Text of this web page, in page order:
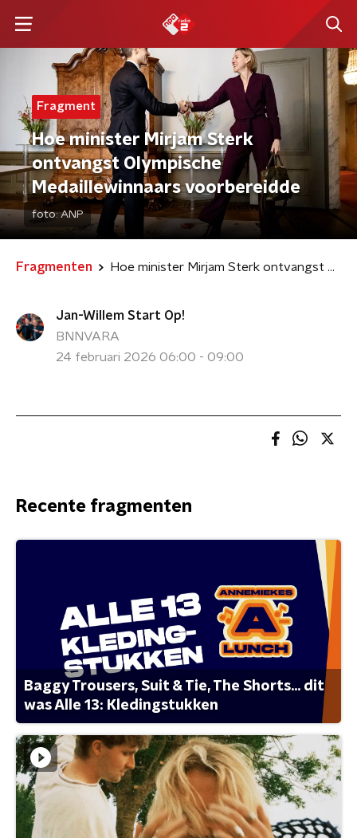
Fragment
Hoe minister Mirjam Sterk
ontvangst Olympische
Medaillewinnaars voorbereidde
foto:ANP
Fragmenten Hoe minister Mirjam Sterk ontvangst Olympische Medaillewinnaars voorbereidde
Jan-Willem Start Op!
BNNVARA
24 februari 2026 06:00 - 09:00
Recente fragmenten
Baggy Trousers, Suit & Tie, The Shorts... dit
was Alle 13: Kledingstukken